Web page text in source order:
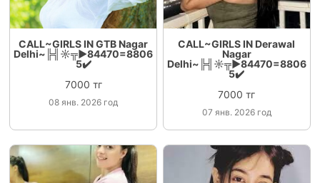
CALL~GIRLS IN GTB Nagar
Delhi~╠╣☼╦►84470=8806
5✔️
7000 тг
08 янв. 2026 год
CALL~GIRLS IN Derawal
Nagar
Delhi~╠╣☼╦►84470=8806
5✔️
7000 тг
07 янв. 2026 год